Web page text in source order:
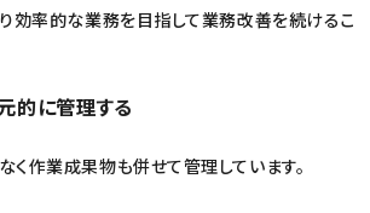
り効率的な業務を目指して業務改善を続けるこ
的に管理する
く作業成果物も併せて管理しています。